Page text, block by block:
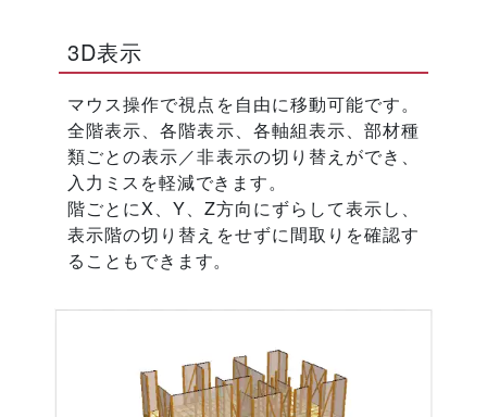
3D表示
マウス操作で視点を自由に移動可能です。
全階表示、各階表示、各軸組表示、部材種
類ごとの表示／非表示の切り替えができ、
入力ミスを軽減できます。
階ごとにX、Y、Z方向にずらして表示し、
表示階の切り替えをせずに間取りを確認す
ることもできます。